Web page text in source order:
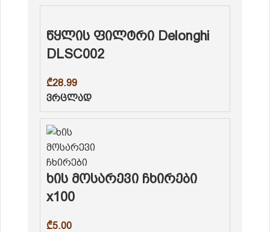
წყლის ფილტრი Delonghi
DLSC002
₾28.99
ვრცლად
ხის მოსარევი ჩხირები
x100
₾5.00